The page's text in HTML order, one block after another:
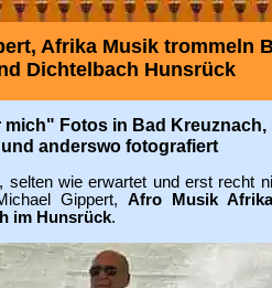
Afrika Musik trommeln
Dichtelbach Hunsrück
mich" Fotos in Bad Kreuznach,
und anderswo fotografiert
selten wie erwartet und erst recht
Gippert, Afro Musik
im Hunsrück.